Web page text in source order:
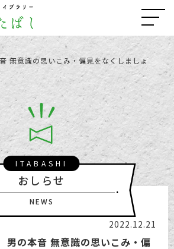
無意識の思いこみ・偏見をなくしましょ
ITABASHI
おしらせ
NEWS
2022.12.21
の本音 無意識の思いこみ・偏